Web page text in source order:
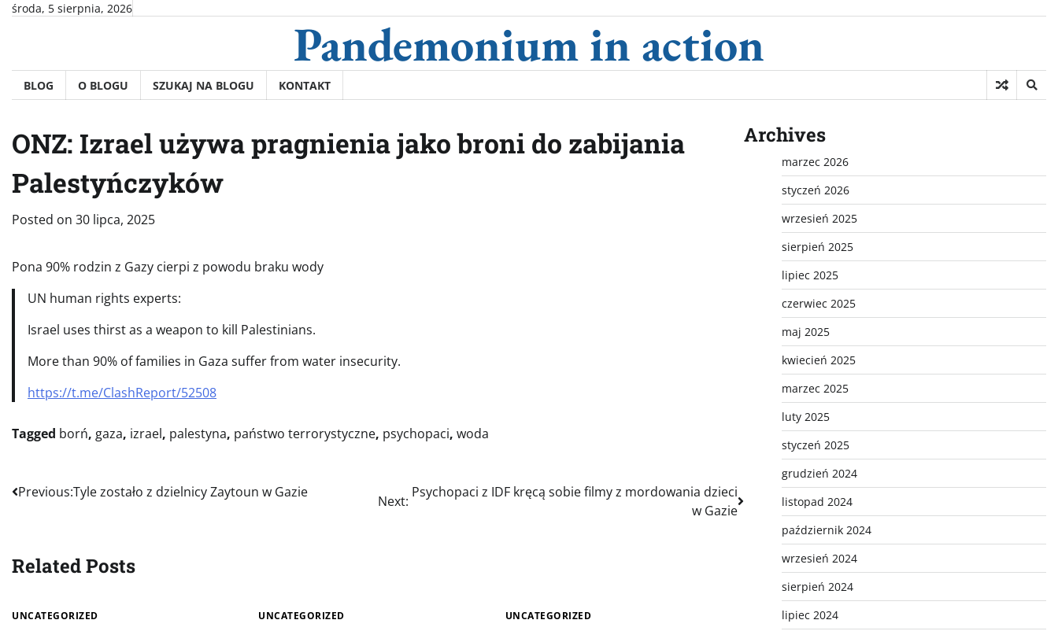
Skipśroda, 5 sierpnia, 2026
Pandemonium in action
BLOG O BLOGU SZUKAJ NA BLOGU KONTAKT
ONZ: Izrael używa pragnienia jako broni do zabijania
Palestyńczyków
Posted on 30 lipca, 2025
Pona 90% rodzin z Gazy cierpi z powodu braku wody
UN human rights experts:
Israel uses thirst as a weapon to kill Palestinians.
More than 90% of families in Gaza suffer from water insecurity.
https://t.me/ClashReport/52508
Tagged borń, gaza, izrael, palestyna, państwo terrorystyczne, psychopaci, woda
Nawigacja
Previous:Tyle zostało z dzielnicy Zaytoun w Gazie
Next:
Psychopaci z IDF kręcą sobie filmy z mordowania dzieci
w Gazie
Related Posts
UNCATEGORIZED UNCATEGORIZED UNCATEGORIZED
Archives
marzec 2026
styczeń 2026
wrzesień 2025
sierpień 2025
lipiec 2025
czerwiec 2025
maj 2025
kwiecień 2025
marzec 2025
luty 2025
styczeń 2025
grudzień 2024
listopad 2024
październik 2024
wrzesień 2024
sierpień 2024
lipiec 2024